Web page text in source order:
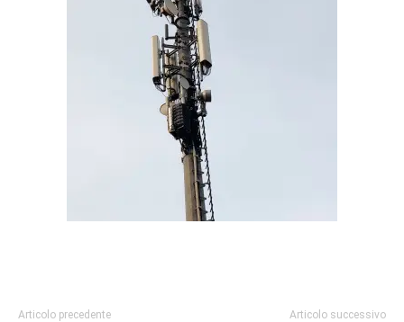
Articolo precedente Articolo successivo